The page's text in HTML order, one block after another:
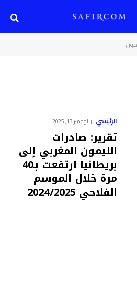
الرئيسي نوفمبر 13, 2025
تقرير: صادرات
الليمون المغربي إلى
بريطانيا ارتفعت بـ40
مرة خلال الموسم
الفلاحي 2024/2025